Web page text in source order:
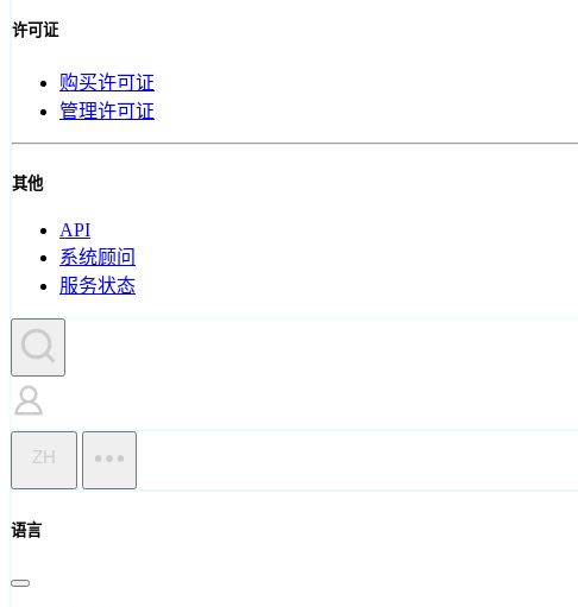
许可证
购买许可证
管理许可证
其他
API
系统顾问
服务状态
ZH
语言